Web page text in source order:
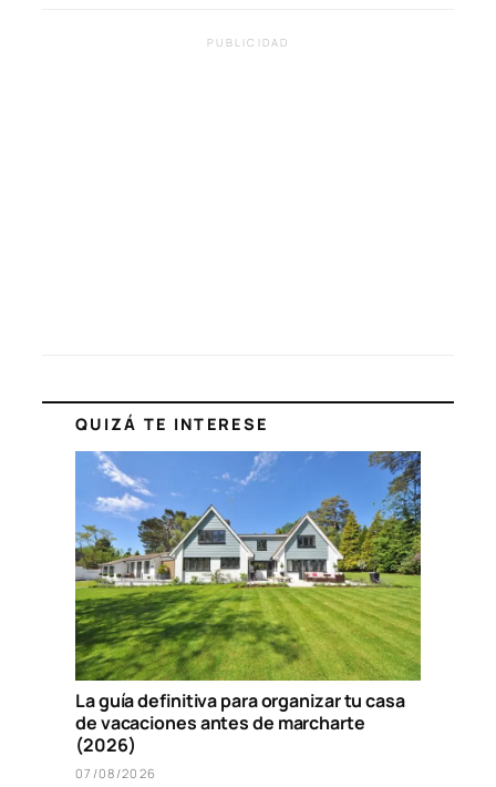
PUBLICIDAD
QUIZÁ TE INTERESE
La guía definitiva para organizar tu casa
de vacaciones antes de marcharte
(2026)
07/08/2026